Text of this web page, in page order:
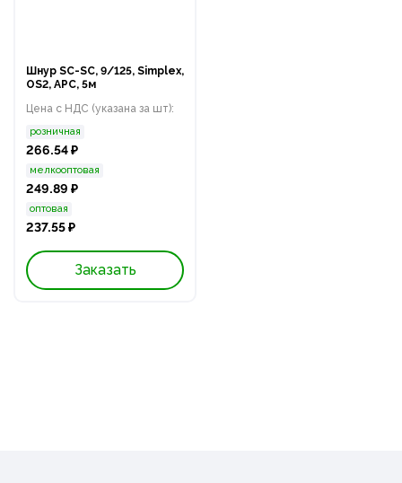
Шнур SC-SC, 9/125, Simplex,
OS2, APC, 5м
Цена с НДС (указана за шт):
розничная
266.54 ₽
мелкооптовая
249.89 ₽
оптовая
237.55 ₽
Заказать